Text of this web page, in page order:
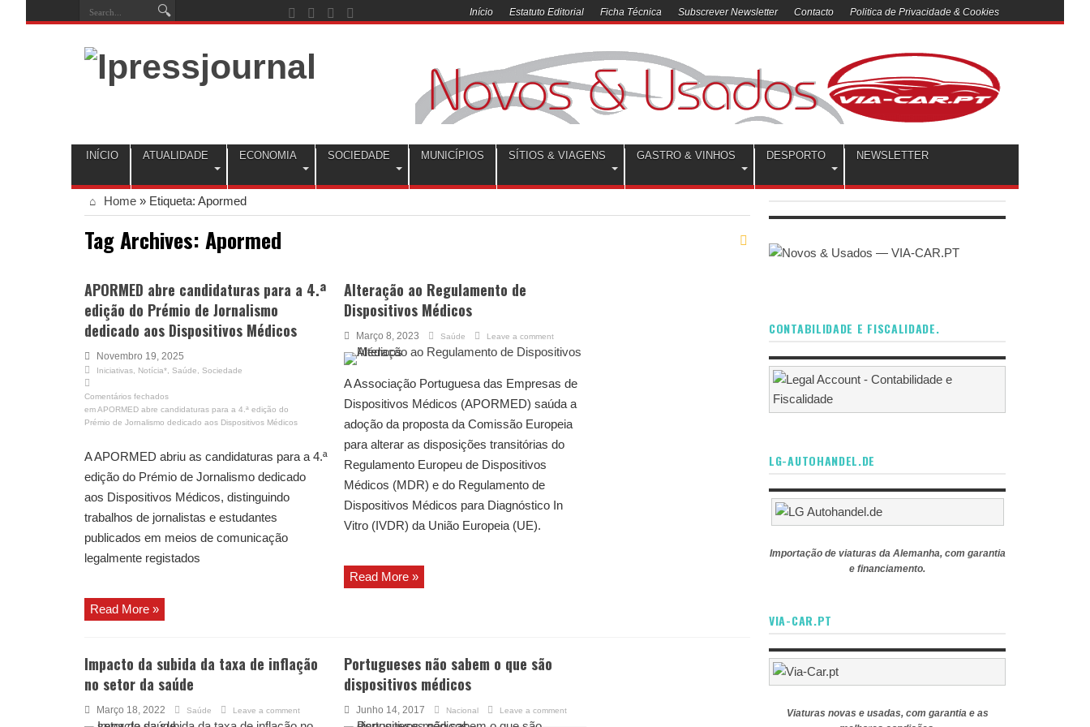
Início Estatuto Editorial Ficha Técnica Subscrever Newsletter Contacto Politica de Privacidade & Cookies
INÍCIO ATUALIDADE ECONOMIA SOCIEDADE MUNICÍPIOS SÍTIOS & VIAGENS GASTRO & VINHOS DESPORTO NEWSLETTER
Home » Etiqueta: Apormed
Tag Archives: Apormed
APORMED abre candidaturas para a 4.ª
edição do Prémio de Jornalismo
dedicado aos Dispositivos Médicos
Novembro 19, 2025
Iniciativas Notícia* Saúde Sociedade
Comentários fechados
em APORMED abre candidaturas para a 4.ª edição do
Prémio de Jornalismo dedicado aos Dispositivos Médicos
A APORMED abriu as candidaturas para a 4.ª
edição do Prémio de Jornalismo dedicado
aos Dispositivos Médicos, distinguindo
trabalhos de jornalistas e estudantes
publicados em meios de comunicação
legalmente registados
Read More »
Alteração ao Regulamento de
Dispositivos Médicos
Março 8, 2023 Saúde Leave a comment
A Associação Portuguesa das Empresas de
Dispositivos Médicos (APORMED) saúda a
adoção da proposta da Comissão Europeia
para alterar as disposições transitórias do
Regulamento Europeu de Dispositivos
Médicos (MDR) e do Regulamento de
Dispositivos Médicos para Diagnóstico In
Vitro (IVDR) da União Europeia (UE).
Read More »
Impacto da subida da taxa de inflação
no setor da saúde
Março 18, 2022 Saúde Leave a comment
Portugueses não sabem o que são
dispositivos médicos
Junho 14, 2017 Nacional Leave a comment
CONTABILIDADE E FISCALIDADE.
LG-AUTOHANDEL.DE
Importação de viaturas da Alemanha, com garantia
e financiamento.
VIA-CAR.PT
Viaturas novas e usadas, com garantia e as